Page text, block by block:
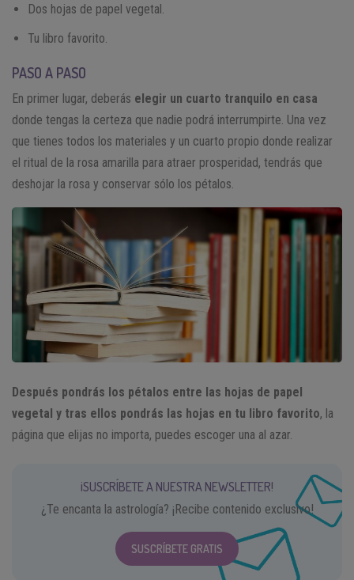
Dos hojas de papel vegetal.
Tu libro favorito.
PASO A PASO
En primer lugar, deberás elegir un cuarto tranquilo en casa
donde tengas la certeza que nadie podrá interrumpirte. Una vez
que tienes todos los materiales y un cuarto propio donde realizar
el ritual de la rosa amarilla para atraer prosperidad, tendrás que
deshojar la rosa y conservar sólo los pétalos.
Después pondrás los pétalos entre las hojas de papel
vegetal y tras ellos pondrás las hojas en tu libro favorito, la
página que elijas no importa, puedes escoger una al azar.
¡SUSCRÍBETE A NUESTRA NEWSLETTER!
¿Te encanta la astrología? ¡Recibe contenido exclusivo!
SUSCRÍBETE GRATIS